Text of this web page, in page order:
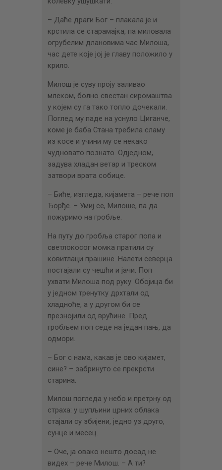
– Даће драги Бог – плакала је и
крстила се старамајка, па миловала
огрубелим длановима час Милоша,
час дете које јој је главу положило у
крило.
Милош је суву проју заливао
млеком, болно свестан сиромаштва
у којем су га тако топло дочекали.
Поглед му паде на уснуло Циганче,
коме је баба Стана требила сламу
из косе и учини му се некако
чудновато познато. Одједном,
задува хладан ветар и треском
затвори врата собице.
– Биће, изгледа, кијамета – рече поп
Ђорђе. – Умиј се, Милоше, па да
пожуримо на гробље.
На путу до гробља старог попа и
светлокосог момка пратили су
ковитлаци прашине. Налети северца
постајали су чешћи и јачи. Поп
ухвати Милоша под руку. Обојица би
у једном тренутку дрхтали од
хладноће, а у другом би се
презнојили од врућине. Пред
гробљем поп седе на један пањ, да
одмори.
– Бог с нама, какав је ово кијамет,
сине? – забринуто се прекрсти
старина.
Милош погледа у небо и претрну од
страха: у шупљини црних облака
стајали су збијени, једно уз друго,
сунце и месец.
– Оче, ја овако нешто досад не
видех – рече Милош. – А ти?